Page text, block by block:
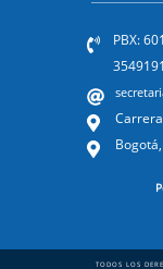
PBX:
3549191
TODOS LOS